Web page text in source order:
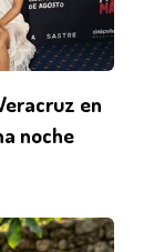
en
noche